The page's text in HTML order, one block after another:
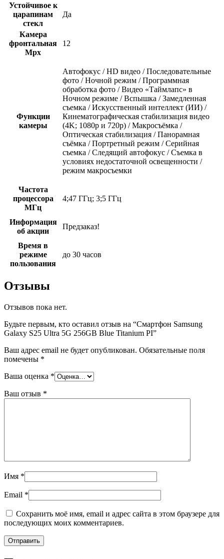
Устойчивое к
царапинам
стекл
Да
Камера
фронтальная
Mpx
12
Функции
камеры
Автофокус / HD видео / Последовательные
фото / Ночной режим / Программная
обработка фото / Видео «Таймлапс» в
Ночном режиме / Вспышка / Замедленная
съемка / Искусственный интеллект (ИИ) /
Кинематографическая стабилизация видео
(4K; 1080p и 720p) / Макросъёмка /
Оптическая стабилизация / Панорамная
съёмка / Портретный режим / Серийная
съемка / Следящий автофокус / Съемка в
условиях недостаточной освещенности /
режим макросъемки
Частота
процессора
МГц
4;47 ГГц; 3;5 ГГц
Информация
об акции
Предзаказ!
Время в
режиме
пользования
до 30 часов
Отзывы
Отзывов пока нет.
Будьте первым, кто оставил отзыв на “Смартфон Samsung
Galaxy S25 Ultra 5G 256GB Blue Titanium PI”
Ваш адрес email не будет опубликован. Обязательные поля
помечены *
Ваша оценка *
Ваш отзыв *
Имя *
Email *
Сохранить моё имя, email и адрес сайта в этом браузере для
последующих моих комментариев.